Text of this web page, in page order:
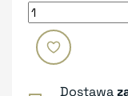
Dostawa